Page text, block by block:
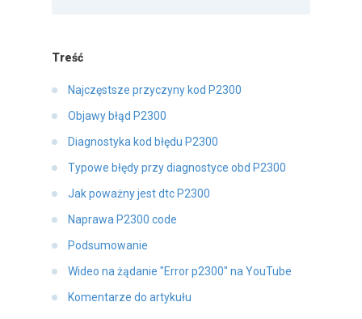
Treść
Najczęstsze przyczyny kod P2300
Objawy błąd P2300
Diagnostyka kod błędu P2300
Typowe błędy przy diagnostyce obd P2300
Jak poważny jest dtc P2300
Naprawa P2300 code
Podsumowanie
Wideo na żądanie "Error p2300" na YouTube
Komentarze do artykułu